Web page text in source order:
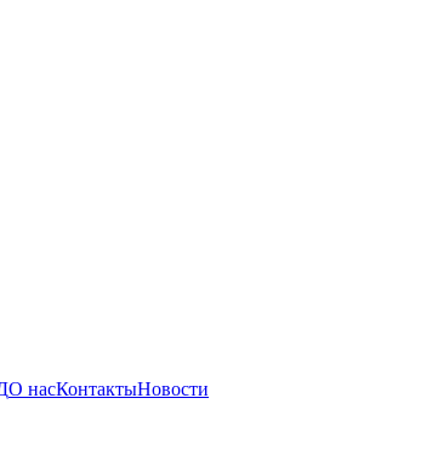
О насКонтактыНовости